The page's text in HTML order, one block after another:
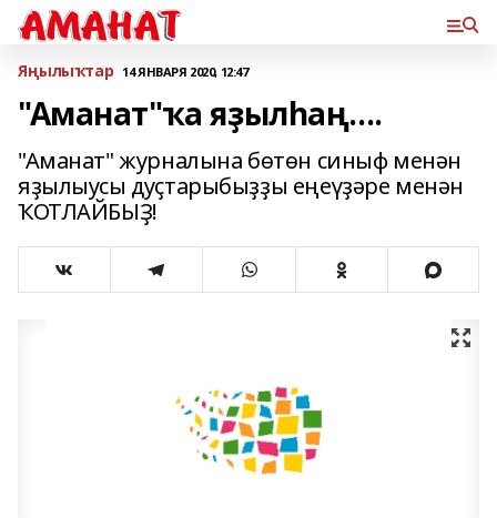
Яңылыҡтар 14 ЯНВАРЯ 2020, 12:47
"Аманат"ҡа яҙылһаң....
"Аманат" журналына бөтөн синыф менән
яҙылыусы дуҫтарыбыҙҙы еңеүҙәре менән
ҠОТЛАЙБЫҘ!